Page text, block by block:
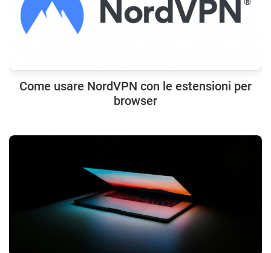
Come usare NordVPN con le estensioni per
browser